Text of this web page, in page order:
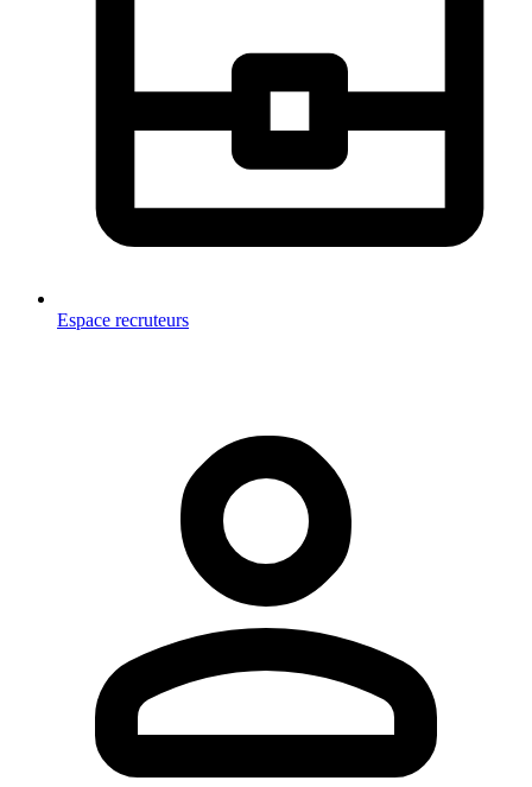
Espace recruteurs